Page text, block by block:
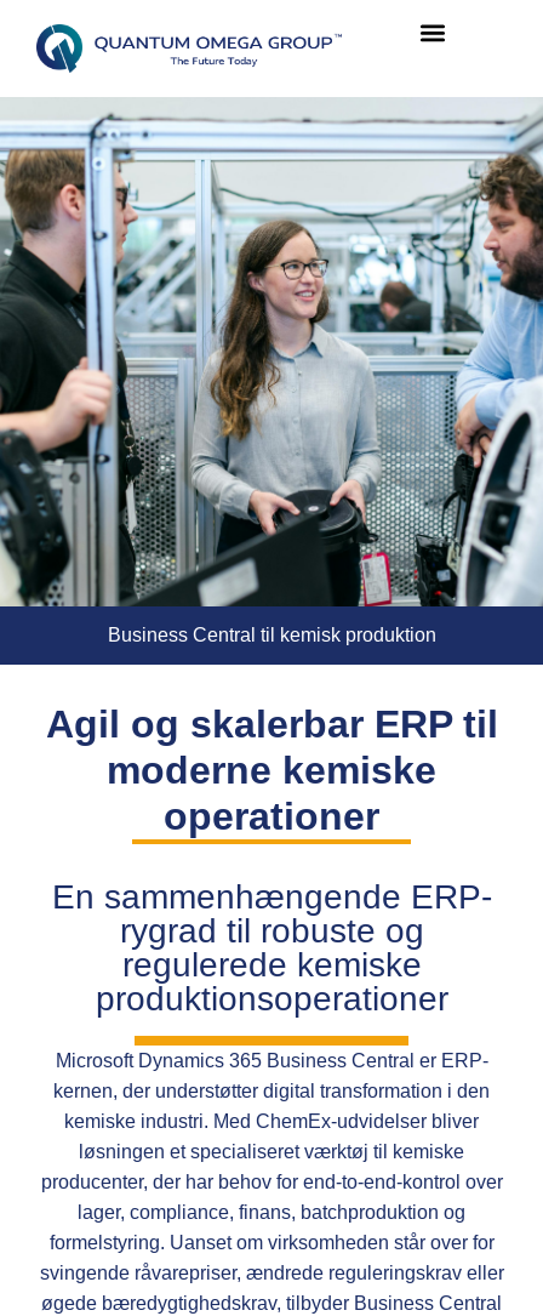
Business Central til kemisk produktion
Agil og skalerbar ERP til
moderne kemiske
operationer
En sammenhængende ERP-
rygrad til robuste og
regulerede kemiske
produktionsoperationer
Microsoft Dynamics 365 Business Central er ERP-
kernen, der understøtter digital transformation i den
kemiske industri. Med ChemEx-udvidelser bliver
løsningen et specialiseret værktøj til kemiske
producenter, der har behov for end-to-end-kontrol over
lager, compliance, finans, batchproduktion og
formelstyring. Uanset om virksomheden står over for
svingende råvarepriser, ændrede reguleringskrav eller
øgede bæredygtighedskrav, tilbyder Business Central